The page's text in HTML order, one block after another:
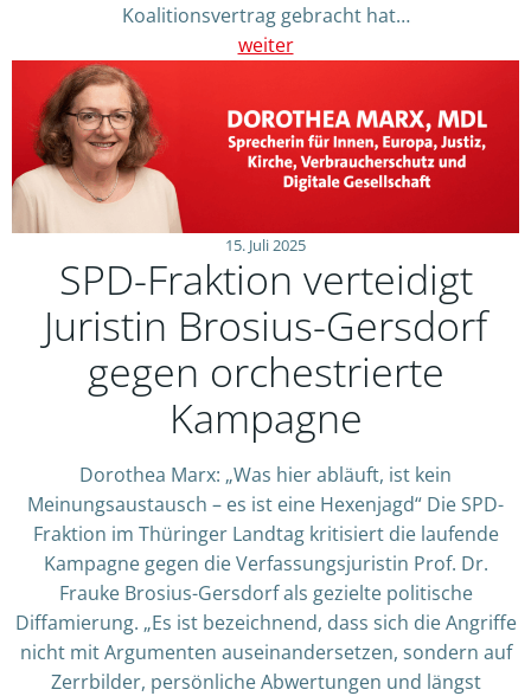
Koalitionsvertrag gebracht hat…
weiter
15. Juli 2025
SPD-Fraktion verteidigt
Juristin Brosius-Gersdorf
gegen orchestrierte
Kampagne
Dorothea Marx: „Was hier abläuft, ist kein
Meinungsaustausch – es ist eine Hexenjagd“ Die SPD-
Fraktion im Thüringer Landtag kritisiert die laufende
Kampagne gegen die Verfassungsjuristin Prof. Dr.
Frauke Brosius-Gersdorf als gezielte politische
Diffamierung. „Es ist bezeichnend, dass sich die Angriffe
nicht mit Argumenten auseinandersetzen, sondern auf
Zerrbilder, persönliche Abwertungen und längst